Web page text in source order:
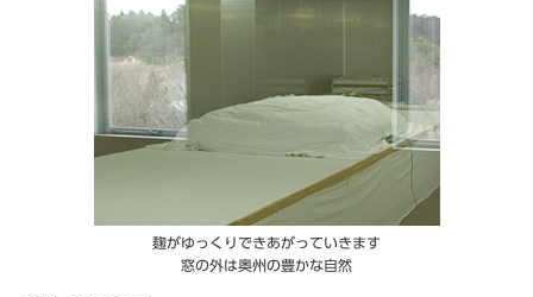
麹がゆっくりできあがっていきます
窓の外は奥州の豊かな自然